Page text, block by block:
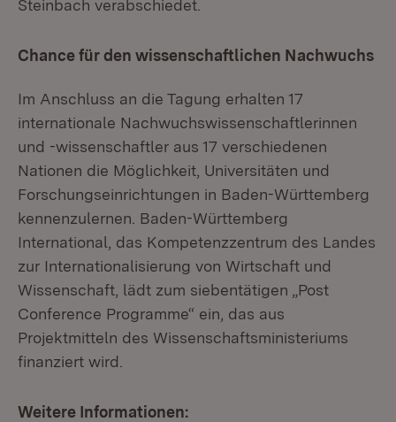
Steinbach verabschiedet.
Chance für den wissenschaftlichen Nachwuchs
Im Anschluss an die Tagung erhalten 17
internationale Nachwuchswissenschaftlerinnen
und -wissenschaftler aus 17 verschiedenen
Nationen die Möglichkeit, Universitäten und
Forschungseinrichtungen in Baden-Württemberg
kennenzulernen. Baden-Württemberg
International, das Kompetenzzentrum des Landes
zur Internationalisierung von Wirtschaft und
Wissenschaft, lädt zum siebentätigen „Post
Conference Programme“ ein, das aus
Projektmitteln des Wissenschaftsministeriums
finanziert wird.
Weitere Informationen: